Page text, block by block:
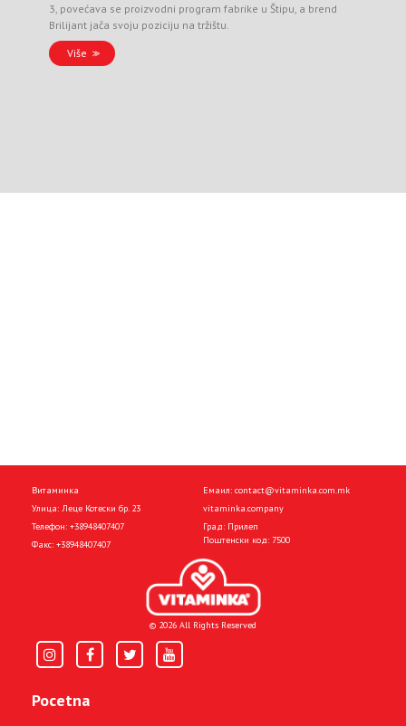
3, povećava se proizvodni program fabrike u Štipu, a brend
Brilijant jača svoju poziciju na tržištu.
Više
Витаминка
Улица: Леце Котески бр. 23
Телефон: +38948407407
Факс: +38948407407
Емаил: contact@vitaminka.com.mk
vitaminka.company
Град: Прилеп
Поштенски код: 7500
© 2026 All Rights Reserved
Pocetna